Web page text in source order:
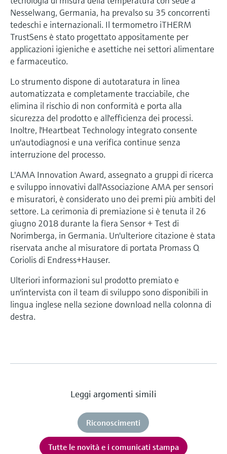
Accesso a Device Viewer
Trova informazioni e documentazione
specifiche sul prodotto
Trova i ricambi per codice prodotto, codice
ordine o numero di serie
microonde
Misura del livello tramite la misura
della pressione
microonde
Memosens technology
Visualizza tutti
dell'eccellenza operativa e dei
modelli decisionali
Nesselwang, Germania, ha prevalso su 35 concorrenti
tedeschi e internazionali. Il termometro iTHERM
TrustSens è stato progettato appositamente per
applicazioni igieniche e asettiche nei settori alimentare
e farmaceutico.
Lo strumento dispone di autotaratura in linea
automatizzata e completamente tracciabile, che
elimina il rischio di non conformità e porta alla
sicurezza del prodotto e all'efficienza dei processi.
Inoltre, l'Heartbeat Technology integrato consente
un'autodiagnosi e una verifica continue senza
interruzione del processo.
L'AMA Innovation Award, assegnato a gruppi di ricerca
e sviluppo innovativi dall'Associazione AMA per sensori
e misuratori, è considerato uno dei premi più ambiti del
settore. La cerimonia di premiazione si è tenuta il 26
giugno 2018 durante la fiera Sensor + Test di
Norimberga, in Germania. Un'ulteriore citazione è stata
riservata anche al misuratore di portata Promass Q
Coriolis di Endress+Hauser.
Ulteriori informazioni sul prodotto premiato e
un'intervista con il team di sviluppo sono disponibili in
lingua inglese nella sezione download nella colonna di
destra.
Leggi argomenti simili
Riconoscimenti
Tutte le novità e i comunicati stampa